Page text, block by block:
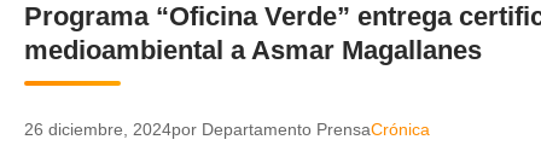
DEPORTES
POLICIAL
✕
Programa “Oficina Verde” entrega
medioambiental a Asmar Magallanes
26 diciembre, 2024por Departamento PrensaCrónica